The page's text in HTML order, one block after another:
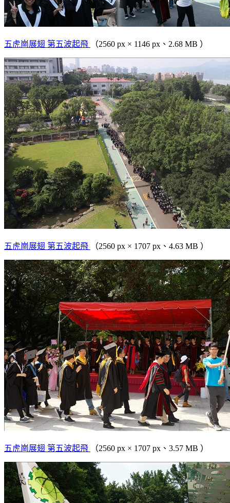
五虎崗展翅 第五波起飛 （2560 px × 1146 px、2.68 MB ）
五虎崗展翅 第五波起飛 （2560 px × 1707 px、4.63 MB ）
五虎崗展翅 第五波起飛 （2560 px × 1707 px、3.57 MB ）